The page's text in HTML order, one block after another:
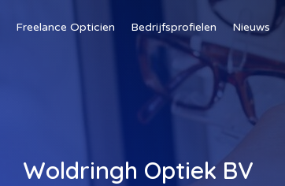
Freelance Opticien Bedrijfsprofielen Nieuws
Woldringh Optiek BV